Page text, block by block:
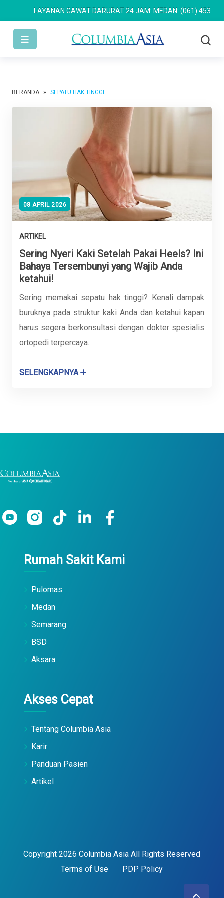
LAYANAN GAWAT DARURAT 24 JAM: MEDAN: (061) 4533 636
BERANDA » SEPATU HAK TINGGI
08 APRIL 2026
ARTIKEL
Sering Nyeri Kaki Setelah Pakai Heels? Ini
Bahaya Tersembunyi yang Wajib Anda
ketahui!
Sering memakai sepatu hak tinggi? Kenali dampak
buruknya pada struktur kaki Anda dan ketahui kapan
harus segera berkonsultasi dengan dokter spesialis
ortopedi terpercaya.
SELENGKAPNYA
Rumah Sakit Kami
Pulomas
Medan
Semarang
BSD
Aksara
Akses Cepat
Tentang Columbia Asia
Karir
Panduan Pasien
Artikel
Copyright 2026 Columbia Asia All Rights Reserved
Terms of Use
PDP Policy